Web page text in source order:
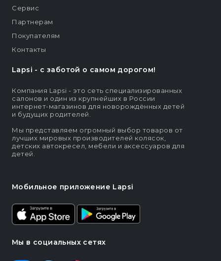
Lapsi - c заботой о самом дорогом!
Компания Lapsi - это сеть специализированных
салонов и один из крупнейших в России
интернет-магазинов для новорождённых детей
и будущих родителей.
Мы представляем огромный выбор товаров от
лучших мировых производителей колясок,
детских автокресел, мебели и аксессуаров для
детей.
Мобильное приложение Lapsi
Мы в социальных сетях
Сервис
Партнерам
Покупателям
Контакты